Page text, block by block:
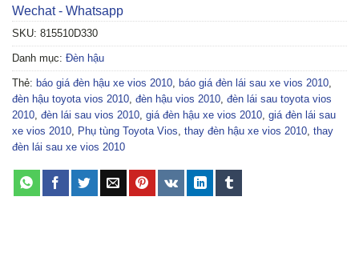
Wechat - Whatsapp
SKU: 815510D330
Danh mục: Đèn hậu
Thẻ: báo giá đèn hậu xe vios 2010, báo giá đèn lái sau xe vios 2010,
đèn hậu toyota vios 2010, đèn hậu vios 2010, đèn lái sau toyota vios
2010, đèn lái sau vios 2010, giá đèn hậu xe vios 2010, giá đèn lái sau
xe vios 2010, Phụ tùng Toyota Vios, thay đèn hậu xe vios 2010, thay
đèn lái sau xe vios 2010